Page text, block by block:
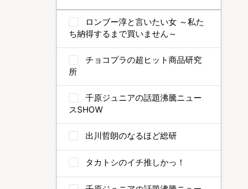
ロンブー淳と言いたい女 ～私た
ち納得するまで買いません～
チョコプラの超ヒット商品研究
所
千原ジュニアの話題沸騰ニュー
スSHOW
出川哲朗のなるほど総研
タカトシのイチ推しかっ！